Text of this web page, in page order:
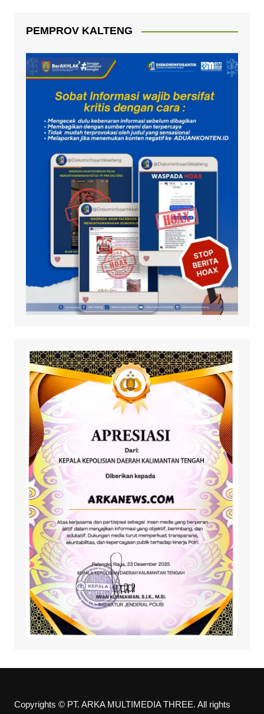
PEMPROV KALTENG
Copyrights © PT. ARKA MULTIMEDIA THREE. All rights